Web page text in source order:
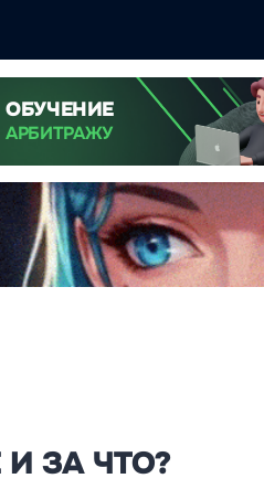
ОБУЧЕНИЕ
АРБИТРАЖУ
ЗА ЧТО?